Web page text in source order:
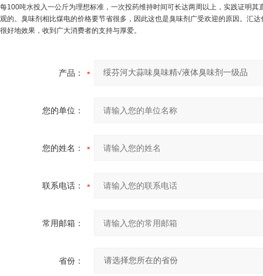
每100吨水投入一公斤为理想标准，一次投药维持时间可长达两周以上，实践证明
观的。臭味剂相比煤电的价格要节省很多，因此这也是臭味剂广受欢迎的原因。汇
很好地效果，收到广大消费者的支持与厚爱。
产品：
您的单位：
您的姓名：
联系电话：
常用邮箱：
省份：